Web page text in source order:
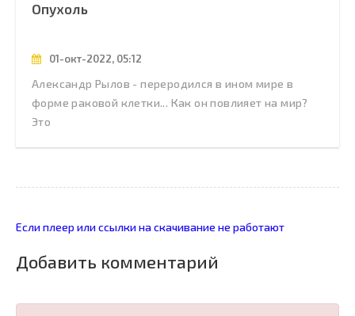
Опухоль
01-окт-2022, 05:12
Александр Рылов - переродился в ином мире в
форме раковой клетки... Как он повлияет на мир?
Это
Если плеер или ссылки на скачивание не работают
Добавить комментарий